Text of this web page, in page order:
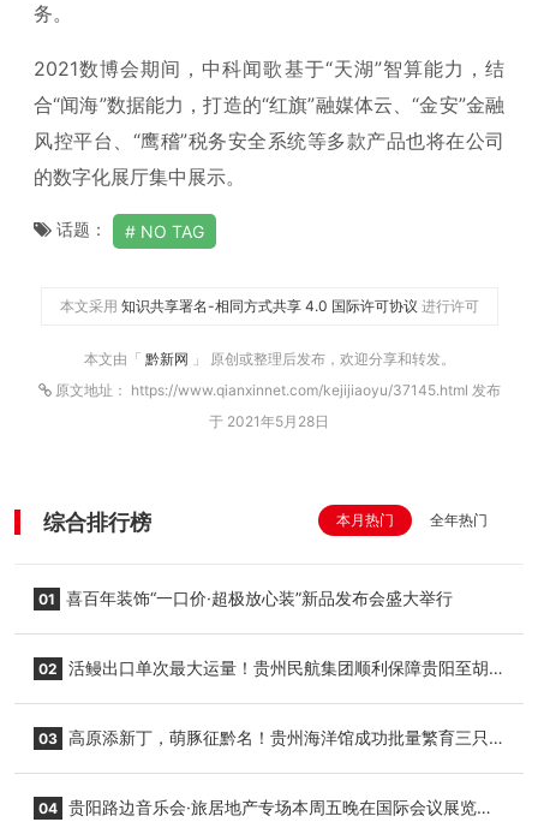
务。
2021数博会期间，中科闻歌基于“天湖”智算能力，结
合“闻海”数据能力，打造的“红旗”融媒体云、“金安”金融
风控平台、“鹰稽”税务安全系统等多款产品也将在公司
的数字化展厅集中展示。
话题： NO TAG
本文采用 知识共享署名-相同方式共享 4.0 国际许可协议 进行许可
本文由「 黔新网 」 原创或整理后发布，欢迎分享和转发。
原文地址： https://www.qianxinnet.com/kejijiaoyu/37145.html 发布
于 2021年5月28日
综合排行榜 本月热门 全年热门
01 喜百年装饰“一口价·超极放心装”新品发布会盛大举行
02 活鳗出口单次最大运量！贵州民航集团顺利保障贵阳至胡
03 高原添新丁，萌豚征黔名！贵州海洋馆成功批量繁育三只
04 贵阳路边音乐会·旅居地产专场本周五晚在国际会议展览中